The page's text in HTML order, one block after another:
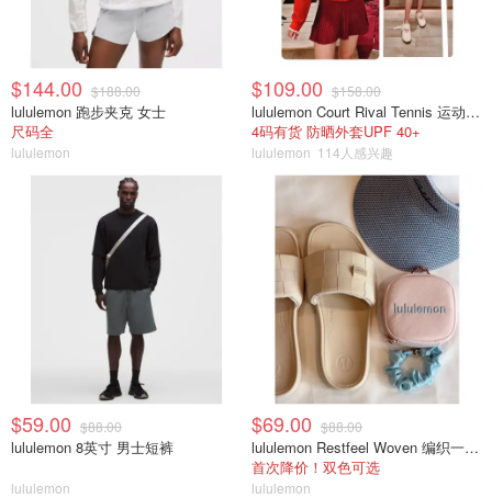
$144.00 $188.00
lululemon 跑步夹克 女士
尺码全
lululemon
$109.00 $158.00
lululemon Court Rival Tennis 运动夹克 女士
4码有货 防晒外套UPF 40+
lululemon 114人感兴趣
$59.00 $88.00
lululemon 8英寸 男士短裤
lululemon
$69.00 $88.00
lululemon Restfeel Woven 编织一字拖
首次降价！双色可选
lululemon